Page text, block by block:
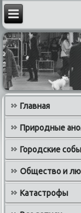
Главная
Природные
Городские
Общество и
Катастрофы